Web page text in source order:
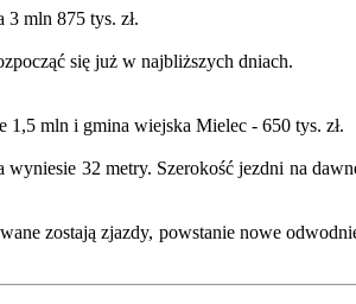
mln 875 tys. zł.
się już w najbliższych dniach.
mln i gmina wiejska Mielec - 650 tys. zł.
32 metry. Szerokość jezdni na
zostają zjazdy, powstanie nowe